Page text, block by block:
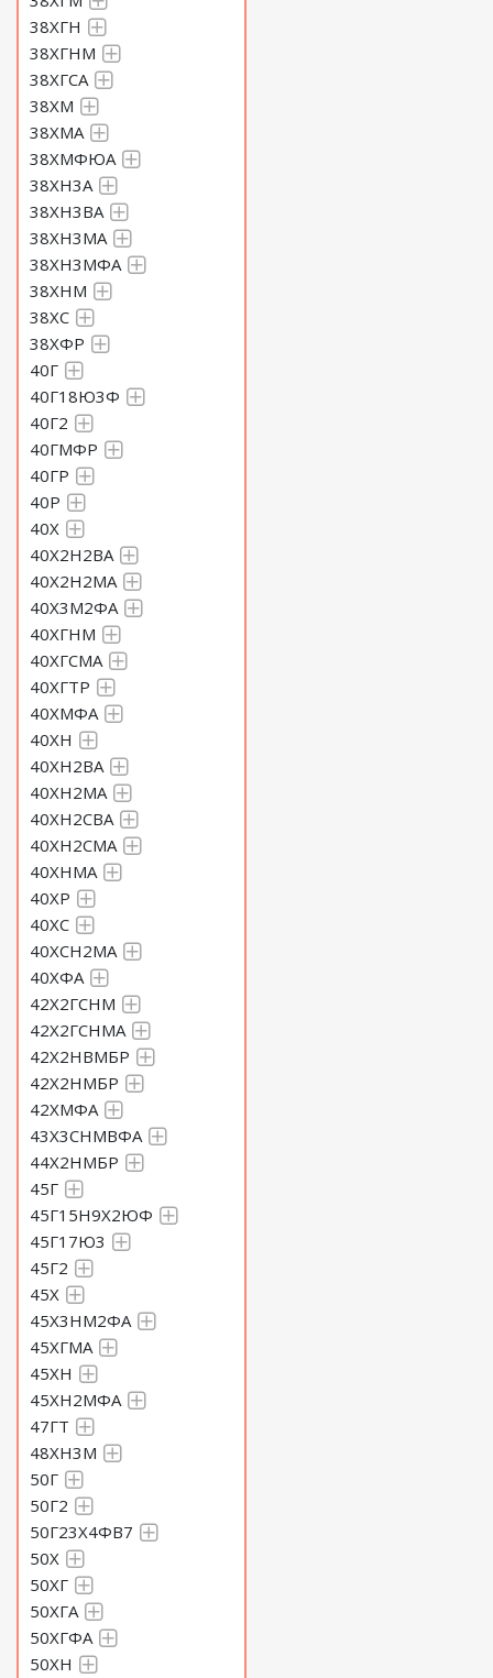
38ХГН
38ХГНМ
38ХГСА
38ХМ
38ХМА
38ХМФЮА
38ХН3А
38ХН3ВА
38ХН3МА
38ХН3МФА
38ХНМ
38ХС
38ХФР
40Г
40Г18Ю3Ф
40Г2
40ГМФР
40ГР
40Р
40Х
40Х2Н2ВА
40Х2Н2МА
40Х3М2ФА
40ХГНМ
40ХГСМА
40ХГТР
40ХМФА
40ХН
40ХН2ВА
40ХН2МА
40ХН2СВА
40ХН2СМА
40ХНМА
40ХР
40ХС
40ХСН2МА
40ХФА
42Х2ГСНМ
42Х2ГСНМА
42Х2НВМБР
42Х2НМБР
42ХМФА
43Х3СНМВФА
44Х2НМБР
45Г
45Г15Н9Х2ЮФ
45Г17Ю3
45Г2
45Х
45Х3НМ2ФА
45ХГМА
45ХН
45ХН2МФА
47ГТ
48ХН3М
50Г
50Г2
50Г23Х4ФВ7
50Х
50ХГ
50ХГА
50ХГФА
50ХН